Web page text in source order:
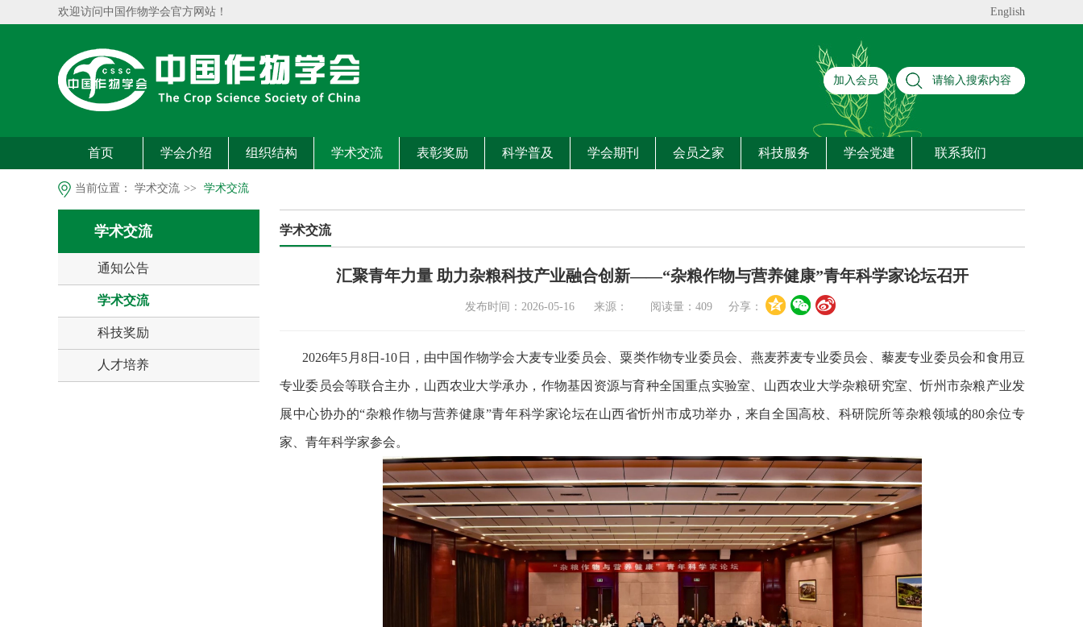
欢迎访问中国作物学会官方网站！ English
加入会员
首页 学会介绍 组织结构 学术交流 表彰奖励 科学普及 学会期刊 会员之家 科技服务 学会党建 联系我们
当前位置： 学术交流 >> 学术交流
学术交流
通知公告
学术交流
科技奖励
人才培养
学术交流
汇聚青年力量 助力杂粮科技产业融合创新——“杂粮作物与营养健康”青年科学家论坛召开
发布时间：2026-05-16 来源： 阅读量： 409分享：
2026年5月8日-10日，由中国作物学会大麦专业委员会、粟类作物专业委员会、燕麦荞麦专业委员会、藜麦专业委员会和食用豆
专业委员会等联合主办，山西农业大学承办，作物基因资源与育种全国重点实验室、山西农业大学杂粮研究室、忻州市杂粮产业发
展中心协办的“杂粮作物与营养健康”青年科学家论坛在山西省忻州市成功举办，来自全国高校、科研院所等杂粮领域的80余位专
家、青年科学家参会。